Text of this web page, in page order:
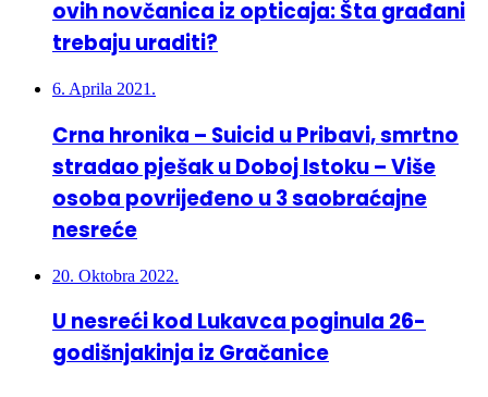
ovih novčanica iz opticaja: Šta građani
trebaju uraditi?
6. Aprila 2021.
Crna hronika – Suicid u Pribavi, smrtno
stradao pješak u Doboj Istoku – Više
osoba povrijeđeno u 3 saobraćajne
nesreće
20. Oktobra 2022.
U nesreći kod Lukavca poginula 26-
godišnjakinja iz Gračanice